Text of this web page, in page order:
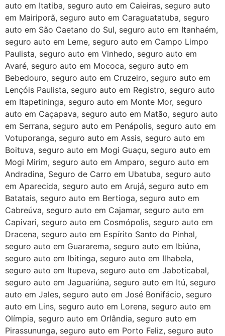
auto em Itatiba, seguro auto em Caieiras, seguro auto
em Mairiporã, seguro auto em Caraguatatuba, seguro
auto em São Caetano do Sul, seguro auto em Itanhaém,
seguro auto em Leme, seguro auto em Campo Limpo
Paulista, seguro auto em Vinhedo, seguro auto em
Avaré, seguro auto em Mococa, seguro auto em
Bebedouro, seguro auto em Cruzeiro, seguro auto em
Lençóis Paulista, seguro auto em Registro, seguro auto
em Itapetininga, seguro auto em Monte Mor, seguro
auto em Caçapava, seguro auto em Matão, seguro auto
em Serrana, seguro auto em Penápolis, seguro auto em
Votuporanga, seguro auto em Assis, seguro auto em
Boituva, seguro auto em Mogi Guaçu, seguro auto em
Mogi Mirim, seguro auto em Amparo, seguro auto em
Andradina, Seguro de Carro em Ubatuba, seguro auto
em Aparecida, seguro auto em Arujá, seguro auto em
Batatais, seguro auto em Bertioga, seguro auto em
Cabreúva, seguro auto em Cajamar, seguro auto em
Capivari, seguro auto em Cosmópolis, seguro auto em
Dracena, seguro auto em Espírito Santo do Pinhal,
seguro auto em Guararema, seguro auto em Ibiúna,
seguro auto em Ibitinga, seguro auto em Ilhabela,
seguro auto em Itupeva, seguro auto em Jaboticabal,
seguro auto em Jaguariúna, seguro auto em Itú, seguro
auto em Jales, seguro auto em José Bonifácio, seguro
auto em Lins, seguro auto em Lorena, seguro auto em
Olímpia, seguro auto em Orlândia, seguro auto em
Pirassununga, seguro auto em Porto Feliz, seguro auto